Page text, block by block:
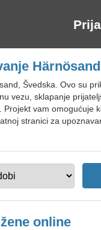
Švedska. Ovo su
vezu, sklapanje
vam omogućuje
stranici za
online